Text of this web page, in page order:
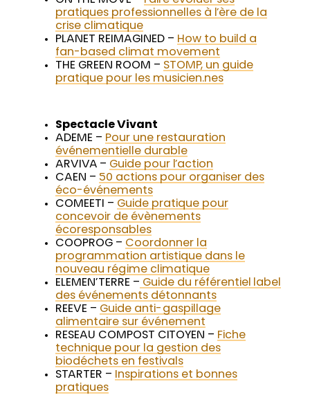
pratiques professionnelles à l’ère de la
crise climatique
PLANET REIMAGINED – How to build a
fan-based climat movement
THE GREEN ROOM – STOMP, un guide
pratique pour les musicien.nes
Spectacle Vivant
ADEME – Pour une restauration
événementielle durable
ARVIVA – Guide pour l’action
CAEN – 50 actions pour organiser des
éco-événements
COMEETI – Guide pratique pour
concevoir de évènements
écoresponsables
COOPROG – Coordonner la
programmation artistique dans le
nouveau régime climatique
ELEMEN’TERRE – Guide du référentiel label
des événements détonnants
REEVE – Guide anti-gaspillage
alimentaire sur événement
RESEAU COMPOST CITOYEN – Fiche
technique pour la gestion des
biodéchets en festivals
STARTER –
Inspirations et bonnes
pratiques